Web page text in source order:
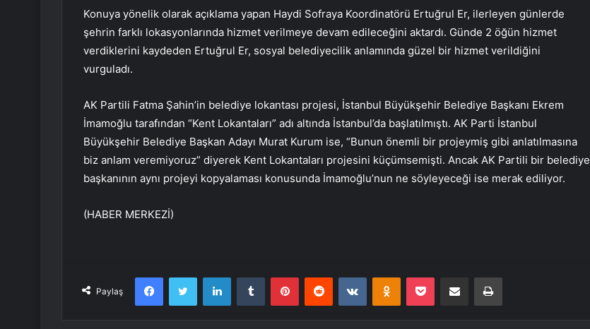
Konuya yönelik olarak açıklama yapan Haydi Sofraya Koordinatörü Ertuğrul Er, ilerleyen günlerde
şehrin farklı lokasyonlarında hizmet verilmeye devam edileceğini aktardı. Günde 2 öğün hizmet
verdiklerini kaydeden Ertuğrul Er, sosyal belediyecilik anlamında güzel bir hizmet verildiğini
vurguladı.
AK Partili Fatma Şahin’in belediye lokantası projesi, İstanbul Büyükşehir Belediye Başkanı Ekrem
İmamoğlu tarafından “Kent Lokantaları” adı altında İstanbul’da başlatılmıştı. AK Parti İstanbul
Büyükşehir Belediye Başkan Adayı Murat Kurum ise, “Bunun önemli bir projeymiş gibi anlatılmasına
biz anlam veremiyoruz” diyerek Kent Lokantaları projesini küçümsemişti. Ancak AK Partili bir belediye
başkanının aynı projeyi kopyalaması konusunda İmamoğlu’nun ne söyleyeceği ise merak ediliyor.
(HABER MERKEZİ)
Paylaş
FacebookTwitter LinkedInTumblr PinterestReddit VKontakteOdnoklassniki
Pocket E-Posta ile paylaş Yazdır